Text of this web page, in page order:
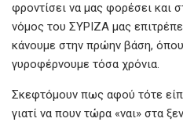
φροντίσει να μας φορέσει και
νόμος του ΣΥΡΙΖΑ μας
κάνουμε στην πρώην βάση,
γυροφέρνουμε τόσα χρόνια.
Σκεφτόμουν πως αφού τότε
γιατί να πουν τώρα «ναι» στα